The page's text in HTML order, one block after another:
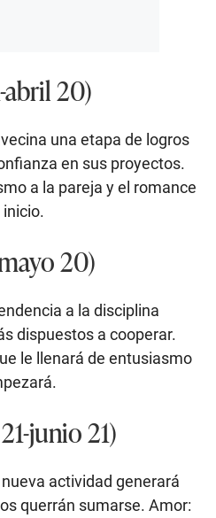
abril 20)
una etapa de logros
en sus proyectos.
a la pareja y el romance
inicio.
20)
a la disciplina
dispuestos a cooperar.
le llenará de entusiasmo
junio 21)
actividad generará
querrán sumarse. Amor: